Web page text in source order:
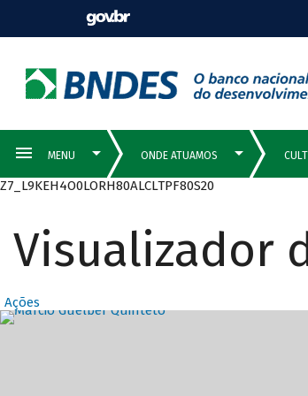
Z7_L9KEH4O0LORH80ALCLTPF80S20
Visualizador
Ações
Destaques